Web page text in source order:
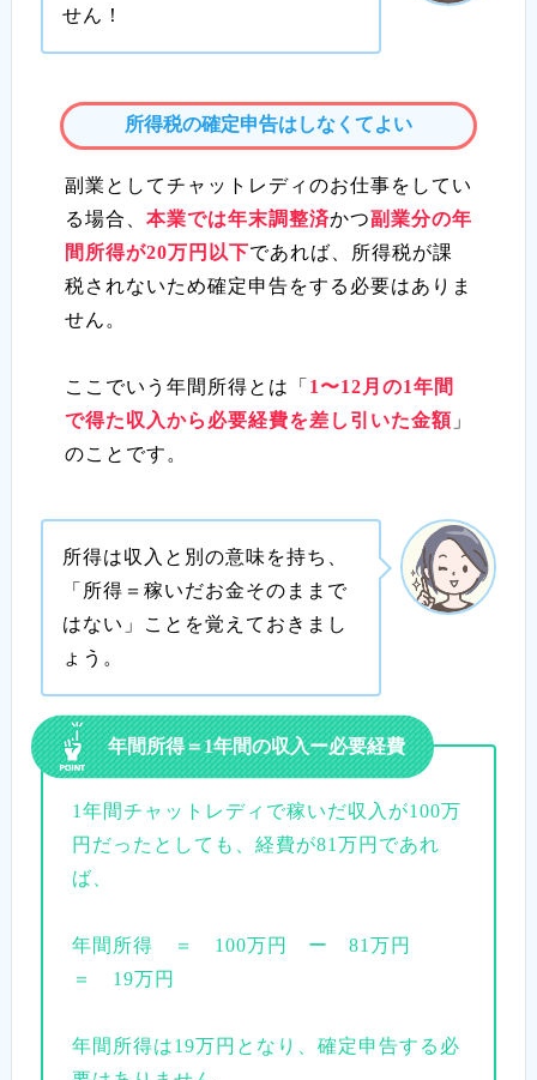
せん！
所得税の確定申告はしなくてよい
副業としてチャットレディのお仕事をしてい
る場合、 本業では年末調整済かつ副業分の年
間所得が20万円以下であれば、所得税が課
税されないため確定申告をする必要はありま
せん。
ここでいう年間所得とは「 1〜12月の1年間
で得た収入から必要経費を差し引いた金額」
のことです。
所得は収入と別の意味を持ち、
「所得＝稼いだお金そのままで
はない」ことを覚えておきまし
ょう。
年間所得＝1年間の収入ー必要経費
1年間チャットレディで稼いだ収入が100万
円だったとしても、経費が81万円であれ
ば、
年間所得 ＝ 100万円 ー 81万円
＝ 19万円
年間所得は19万円となり、確定申告する必